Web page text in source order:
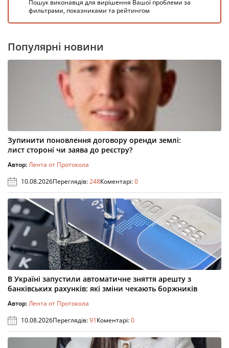
Пошук виконавця для вирішення Вашої проблеми за
фильтрами, показниками та рейтингом
Популярні новини
Зупинити поновлення договору оренди землі:
лист стороні чи заява до реєстру?
Автор:Лента от Протокола
10.08.2026Переглядів:248Коментарі:0
В Україні запустили автоматичне зняття арешту з
банківських рахунків: які зміни чекають боржників
Автор:Лента от Протокола
10.08.2026Переглядів:91Коментарі:0